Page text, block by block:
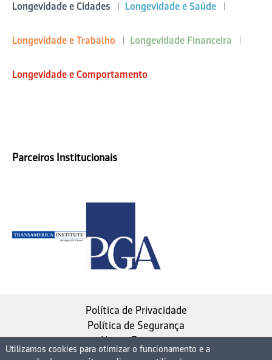
Longevidade e Cidades Longevidade e Saúde
Longevidade e Trabalho Longevidade Financeira
Longevidade e Comportamento
Parceiros Institucionais
Política de Privacidade
Política de Segurança
Nosso Estatuto
Utilizamos cookies para otimizar o funcionamento e a